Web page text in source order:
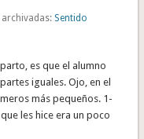
archivadas: Sentido
es que el alumno
iguales. Ojo, en el
más pequeños. 1-
les hice era un poco